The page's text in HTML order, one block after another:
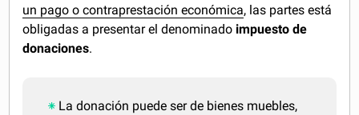
un pago o contraprestación económica, las partes está
obligadas a presentar el denominado impuesto de
donaciones.
La donación puede ser de bienes muebles,